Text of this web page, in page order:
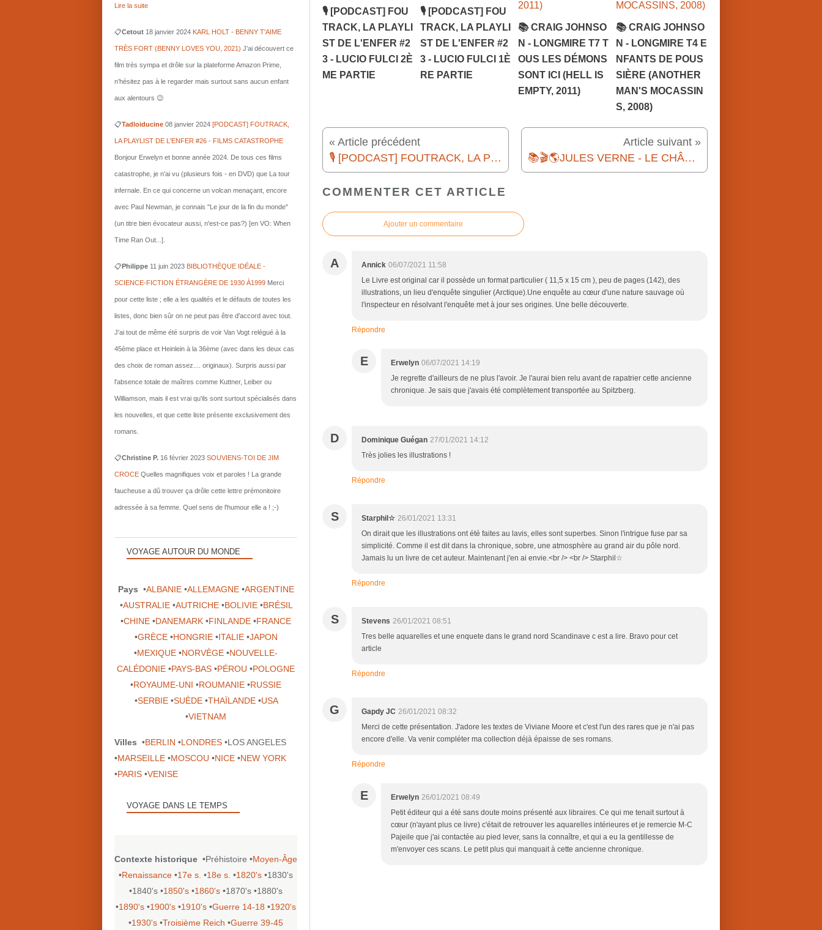
🎙️ [PODCAST] FOU
TRACK, LA PLAYLI
ST DE L'ENFER #2
3 - LUCIO FULCI 2È
ME PARTIE
🎙️ [PODCAST] FOU
TRACK, LA PLAYLI
ST DE L'ENFER #2
3 - LUCIO FULCI 1È
RE PARTIE
📚 CRAIG JOHNSO
N - LONGMIRE T7 T
OUS LES DÉMONS
SONT ICI (HELL IS
EMPTY, 2011)
📚 CRAIG JOHNSO
N - LONGMIRE T4 E
NFANTS DE POUS
SIÈRE (ANOTHER
MAN'S MOCASSIN
S, 2008)
« Article précédent
🎙️ [PODCAST] FOUTRACK, LA PLAYLIST DE L'ENFER #11 - CANNIBALES
Article suivant »
📚🎬🌎JULES VERNE - LE CHÂTEAU DES CARPATHES (1892)
COMMENTER CET ARTICLE
Ajouter un commentaire
A Annick 06/07/2021 11:58
Le Livre est original car il possède un format particulier ( 11,5 x 15 cm ), peu de pages (142), des
illustrations, un lieu d'enquête singulier (Arctique).Une enquête au cœur d'une nature sauvage où
l'inspecteur en résolvant l'enquête met à jour ses origines. Une belle découverte.
Répondre
E Erwelyn 06/07/2021 14:19
Je regrette d'ailleurs de ne plus l'avoir. Je l'aurai bien relu avant de rapatrier cette ancienne
chronique. Je sais que j'avais été complètement transportée au Spitzberg.
D Dominique Guégan 27/01/2021 14:12
Très jolies les illustrations !
Répondre
S Starphil☆ 26/01/2021 13:31
On dirait que les illustrations ont été faites au lavis, elles sont superbes. Sinon l'intrigue fuse par sa
simplicité. Comme il est dit dans la chronique, sobre, une atmosphère au grand air du pôle nord.
Jamais lu un livre de cet auteur. Maintenant j'en ai envie.<br /> <br /> Starphil☆
Répondre
S Stevens 26/01/2021 08:51
Tres belle aquarelles et une enquete dans le grand nord Scandinave c est a lire. Bravo pour cet
article
Répondre
G Gapdy JC 26/01/2021 08:32
Merci de cette présentation. J'adore les textes de Viviane Moore et c'est l'un des rares que je n'ai pas
encore d'elle. Va venir compléter ma collection déjà épaisse de ses romans.
Répondre
E Erwelyn 26/01/2021 08:49
Petit éditeur qui a été sans doute moins présenté aux libraires. Ce qui me tenait surtout à
cœur (n'ayant plus ce livre) c'était de retrouver les aquarelles intérieures et je remercie M-C
Pajeile que j'ai contactée au pied lever, sans la connaître, et qui a eu la gentillesse de
m'envoyer ces scans. Le petit plus qui manquait à cette ancienne chronique.
Lire la suite
📋Cetout 18 janvier 2024 KARL HOLT - BENNY T'AIME
TRÈS FORT (BENNY LOVES YOU, 2021) J’ai découvert ce
film très sympa et drôle sur la plateforme Amazon Prime,
n’hésitez pas à le regarder mais surtout sans aucun enfant
aux alentours 😉
📋Tadloiducine 08 janvier 2024 [PODCAST] FOUTRACK,
LA PLAYLIST DE L'ENFER #26 - FILMS CATASTROPHE
Bonjour Erwelyn et bonne année 2024. De tous ces films
catastrophe, je n'ai vu (plusieurs fois - en DVD) que La tour
infernale. En ce qui concerne un volcan menaçant, encore
avec Paul Newman, je connais "Le jour de la fin du monde"
(un titre bien évocateur aussi, n'est-ce pas?) [en VO: When
Time Ran Out...].
📋Philippe 11 juin 2023 BIBLIOTHÈQUE IDÉALE -
SCIENCE-FICTION ÉTRANGÈRE DE 1930 À1999 Merci
pour cette liste ; elle a les qualités et le défauts de toutes les
listes, donc bien sûr on ne peut pas être d'accord avec tout.
J'ai tout de même été surpris de voir Van Vogt relégué à la
45ème place et Heinlein à la 36ème (avec dans les deux cas
des choix de roman assez.... originaux). Surpris aussi par
l'absence totale de maîtres comme Kuttner, Leiber ou
Williamson, mais il est vrai qu'ils sont surtout spécialisés dans
les nouvelles, et que cette liste présente exclusivement des
romans.
📋Christine P. 16 février 2023 SOUVIENS-TOI DE JIM
CROCE Quelles magnifiques voix et paroles ! La grande
faucheuse a dû trouver ça drôle cette lettre prémonitoire
adressée à sa femme. Quel sens de l'humour elle a ! ;-)
VOYAGE AUTOUR DU MONDE
Pays •ALBANIE•ALLEMAGNE•ARGENTINE
•AUSTRALIE•AUTRICHE•BOLIVIE•BRÉSIL
•CHINE •DANEMARK •FINLANDE •FRANCE
•GRÈCE•HONGRIE•ITALIE•JAPON
•MEXIQUE •NORVÈGE •NOUVELLE-
CALÉDONIE •PAYS-BAS •PÉROU •POLOGNE
•ROYAUME-UNI •ROUMANIE •RUSSIE
•SERBIE•SUÈDE•THAÏLANDE•USA
•VIETNAM
Villes •BERLIN •LONDRES •LOS ANGELES
•MARSEILLE •MOSCOU •NICE •NEW YORK
•PARIS •VENISE
VOYAGE DANS LE TEMPS
Contexte historique •Préhistoire •Moyen-Âge
•Renaissance •17e s. •18e s. •1820's •1830's
•1840's •1850's •1860's •1870's •1880's
•1890's •1900's •1910's •Guerre 14-18 •1920's
•1930's •Troisième Reich •Guerre 39-45